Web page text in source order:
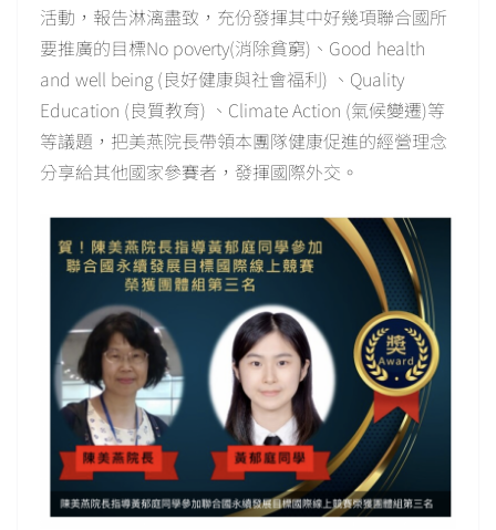
活動，報告淋漓盡致，充份發揮其中好幾項聯合國所
要推廣的目標No poverty(消除貧窮)、Good health
and well being (良好健康與社會福利) 、Quality
Education (良質教育) 、Climate Action (氣候變遷)等
等議題，把美燕院長帶領本團隊健康促進的經營理念
分享給其他國家參賽者，發揮國際外交。